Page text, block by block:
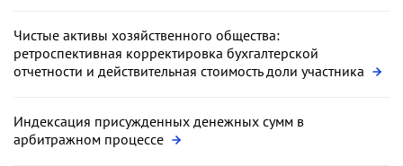
Чистые активы хозяйственного общества:
ретроспективная корректировка бухгалтерской
отчетности и действительная стоимость доли участника
Индексация присужденных денежных сумм в
арбитражном процессе